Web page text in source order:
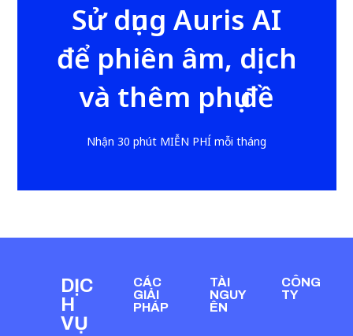
Sử dụng Auris AI
để phiên âm, dịch
và thêm phụ đề
Nhận 30 phút MIỄN PHÍ mỗi tháng
DỊC
H
VỤ
CÁC
GIẢI
PHÁP
TÀI
NGUY
ÊN
CÔNG
TY